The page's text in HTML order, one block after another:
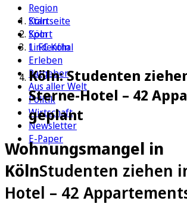
Region
Köln
Sport
1. FC Köln
Erleben
Ratgeber
Aus aller Welt
Politik
Wirtschaft
Newsletter
E-Paper
Startseite
Köln
Lindenthal
Köln: Studenten
Sterne-Hotel – 42
geplant
Wohnungsmangel in
KölnStudenten ziehen
Hotel – 42